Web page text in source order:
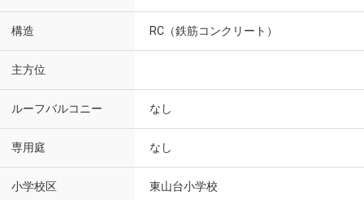
構造 RC（鉄筋コンクリート）
主方位
ルーフバルコニー なし
専用庭 なし
小学校区 東山台小学校